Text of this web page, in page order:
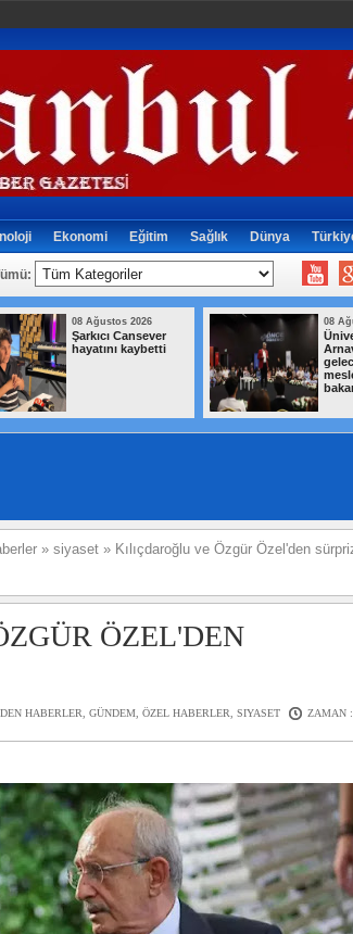
Ekonomi Eğitim Sağlık Dünya
08 Ağustos 2026
Şarkıcı Cansever
hayatını kaybetti
08
» siyaset » Kılıçdaroğlu ve Özgür Özel'den
ÖZEL'DEN
HABERLER, GÜNDEM, ÖZEL HABERLER, SIYASET
ZAMAN :